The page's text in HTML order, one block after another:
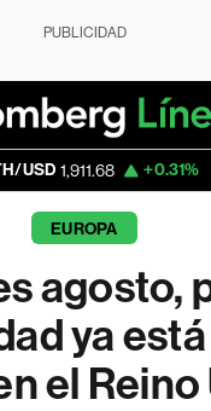
PUBLICIDAD
+0.31% Visa 370.47
EUROPA
agosto,
ya
el Reino